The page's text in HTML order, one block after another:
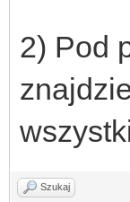
2) Pod
Szukaj